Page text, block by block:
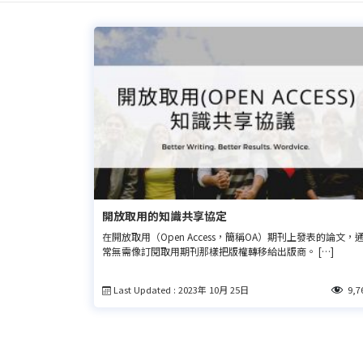
開放取用的知識共享協定
在開放取用（Open Access，簡稱OA）期刊上發表的論文，
常無需像訂閱取用期刊那樣把版權轉移給出版商。 […]
Last Updated : 2023年 10月 25日